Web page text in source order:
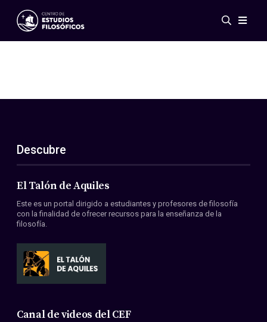
Eventos
ES
EN
Acerca de nosotros
Miembros
Convenios
Descubre
El Talón de Aquiles
Este es un portal dirigido a estudiantes y profesores de filosofía
con la finalidad de ofrecer recursos para la enseñanza de la
filosofía.
Canal de videos del CEF